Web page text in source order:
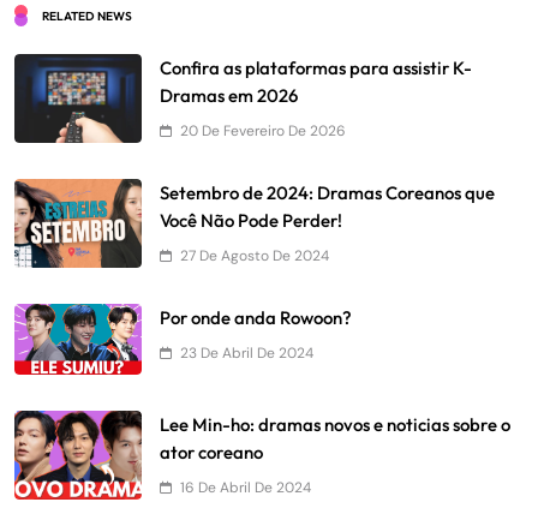
RELATED NEWS
Confira as plataformas para assistir K-
Dramas em 2026
20 De Fevereiro De 2026
Setembro de 2024: Dramas Coreanos que
Você Não Pode Perder!
27 De Agosto De 2024
Por onde anda Rowoon?
23 De Abril De 2024
Lee Min-ho: dramas novos e noticias sobre o
ator coreano
16 De Abril De 2024